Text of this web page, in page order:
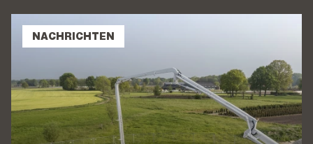
NACHRICHTEN